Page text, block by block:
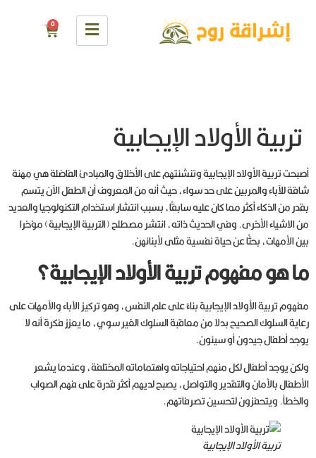
0
تربية الأولاد الإيجابية
أصبحت تربية الأولاد الإيجابية وتنشئتهم على الأخلاق والمبادئ الفاضلة هي مهنة
شاقة للآباء والمربين على حد سواء، حيث أنه من المعروف أن الطفل الآن يتسم
بقدر من الذكاء أكثر مما كان عليه سابقًا، بسبب انتشار استخدام التكنولوجيا والعديد
من الاشياء الأخرى. وفي الحديث ذاته، انتشر مصطلح (التربية الإيجابية) مؤخرا
بين الأمهات، بحثًا عن حياة نفسية مثلى لأبنائهن.
ما هو مفهوم تربية الأولاد الإيجابية؟
مفهوم تربية الأولاد الإيجابية بناءً على علم النفس، وهو تركيز الآباء والأمهات على
رعاية السلوك الصحيح بدلا من معاقبة السلوك الغير سوي، ما يعزز فكرة أنه لا
يوجد أطفال جيدون أو سيئون.
ولكن يوجد أطفال لكل منهم احتياجاته واهتماماته المختلفة، وعندما يشعر
الأطفال بالأمان والتقدير والتواصل، يصبح لديهم أكثر قدرة على فهم الصواب
والخطأ. ويتحفزون لتحسين تصرفاتهم.
تربية الأولاد الإيجابية